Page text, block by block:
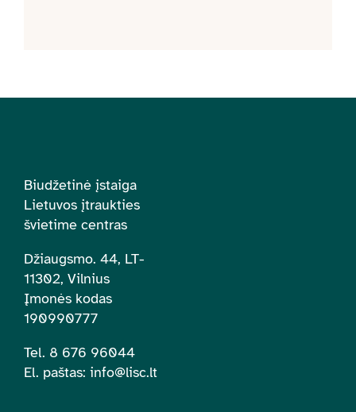
Biudžetinė įstaiga
Lietuvos įtraukties
švietime centras
Džiaugsmo. 44, LT-
11302, Vilnius
Įmonės kodas
190990777
Tel. 8 676 96044
El. paštas: info@lisc.lt